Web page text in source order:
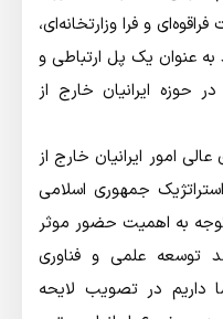
و فرا وزارتخانه‌ای،
به عنوان یک پل ارتباطی و
حوزه ایرانیان خارج از
امور ايرانيان خارج از
جمهوری اسلامی
به اهمیت حضور موثر
توسعه علمی و فناوری
داریم در تصویب لایحه